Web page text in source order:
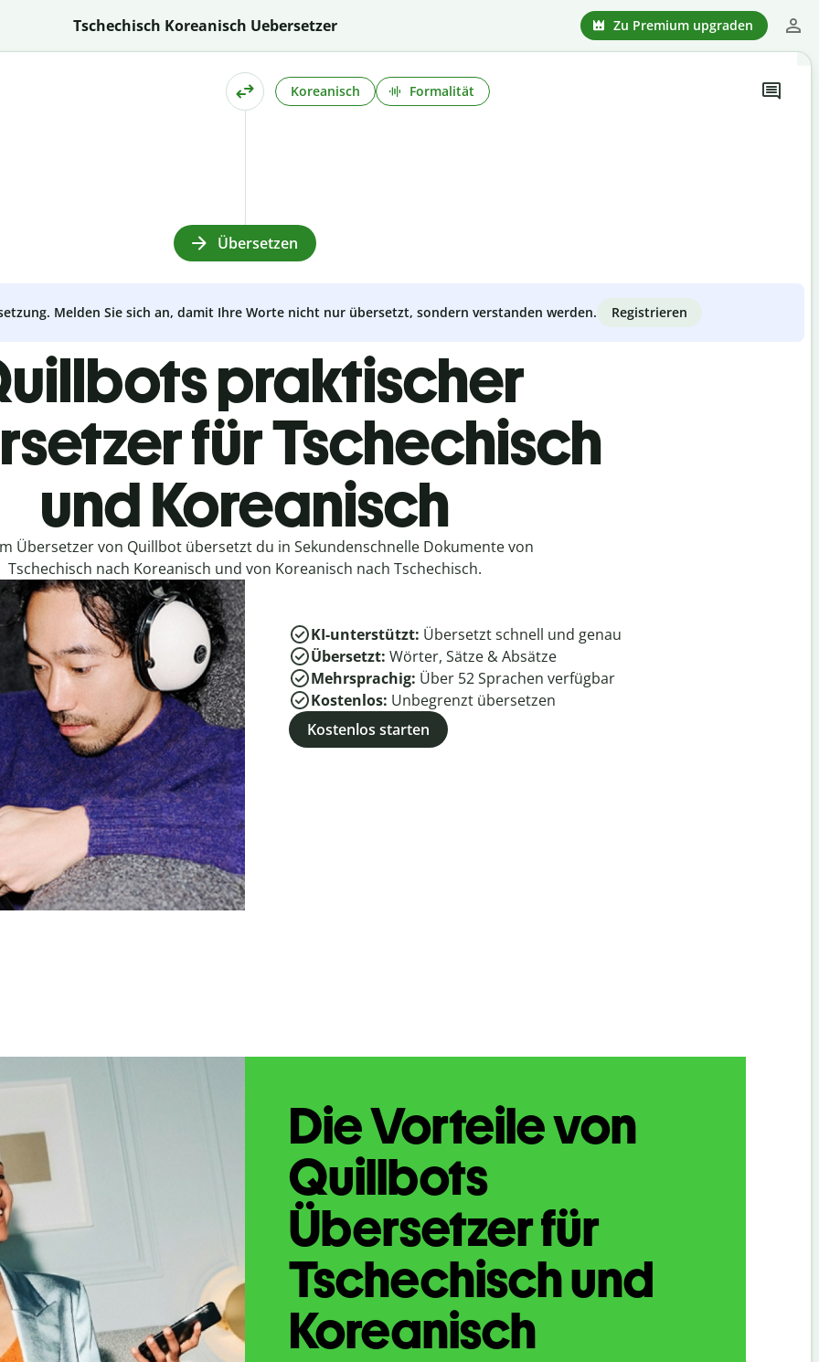
Tschechisch Koreanisch Uebersetzer Zu Premium upgraden
Koreanisch Formalität
Übersetzen
Melden Sie sich an, damit Ihre Worte nicht nur übersetzt, sondern verstanden werden. Registrieren
praktischer
für Tschechisch
und Koreanisch
Übersetzer von Quillbot übersetzt du in Sekundenschnelle Dokumente von
Tschechisch nach Koreanisch und von Koreanisch nach Tschechisch.
KI-unterstützt: Übersetzt schnell und genau
Übersetzt: Wörter, Sätze & Absätze
Mehrsprachig: Über 52Sprachen verfügbar
Kostenlos: Unbegrenzt übersetzen
Kostenlos starten
Die Vorteile von
Quillbots
Übersetzer für
Tschechisch und
Koreanisch